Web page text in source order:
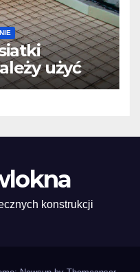
użyć
konstrukcji